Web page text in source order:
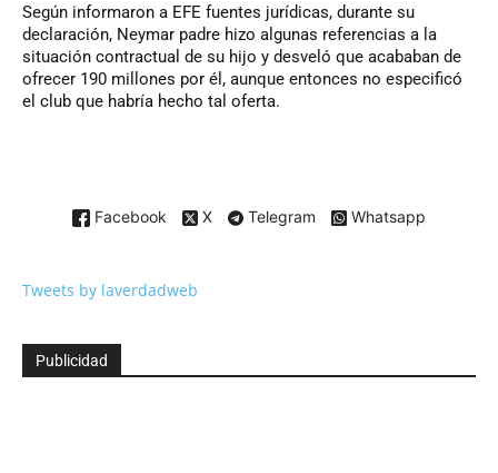
Según informaron a EFE fuentes jurídicas, durante su
declaración, Neymar padre hizo algunas referencias a la
situación contractual de su hijo y desveló que acababan de
ofrecer 190 millones por él, aunque entonces no especificó
el club que habría hecho tal oferta.
Facebook X Telegram Whatsapp
Tweets by laverdadweb
Publicidad